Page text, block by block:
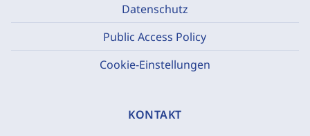
Datenschutz
Public Access Policy
Cookie-Einstellungen
KONTAKT